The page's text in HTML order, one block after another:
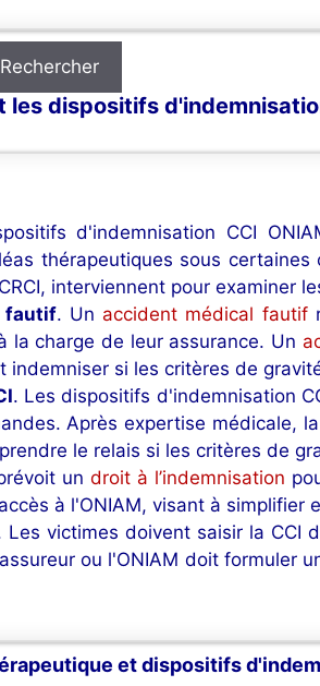
Rechercher
dispositifs
d'indemnisation CCI
thérapeutiques sous
interviennent pour examiner
fautif. Un accident médical fautif
la charge de leur assurance. Un
indemniser si les critères de
. Les dispositifs d'indemnisation
Après expertise médicale,
le relais si les critères de
un droit à l’indemnisation
à l'ONIAM, visant à simplifier
Les victimes doivent saisir la CCI
ou l'ONIAM doit formuler
et dispositifs